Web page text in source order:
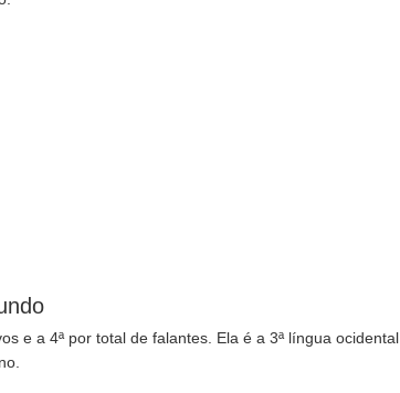
e a 4ª por total de falantes. Ela é a 3ª língua ocidental